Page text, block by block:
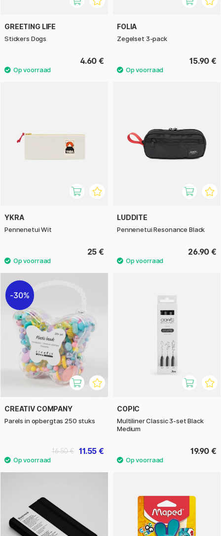
GREETING LIFE
Stickers Dogs
4.60 €
FOLIA
Zegelset 3-pack
15.90 €
YKRA
Pennenetui Wit
25 €
LUDDITE
Pennenetui Resonance Black
26.90 €
30%
CREATIV COMPANY
Parels in opbergtas 250 stuks
11.55 €
16.50 €
COPIC
Multiliner Classic 3-set Black
Medium
19.90 €